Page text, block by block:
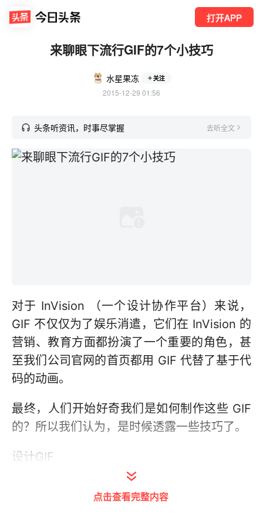
打开APP
来聊眼下流行GIF的7个小技巧
水星果冻 关注
2015-12-29 01:56
头条听资讯，时事尽掌握 去听全文
对于 InVision （一个设计协作平台）来说，
GIF 不仅仅为了娱乐消遣，它们在 InVision 的
营销、教育方面都扮演了一个重要的角色，甚
至我们公司官网的首页都用 GIF 代替了基于代
码的动画。
最终，人们开始好奇我们是如何制作这些 GIF
的？所以我们认为，是时候透露一些技巧了。
设计GIF
点击查看完整内容